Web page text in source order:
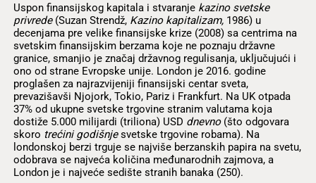
Uspon finansijskog kapitala i stvaranje kazino svetske
privrede (Suzan Strendž, Kazino kapitalizam, 1986) u
decenjama pre velike finansijske krize (2008) sa centrima na
svetskim finansijskim berzama koje ne poznaju državne
granice, smanjio je značaj državnog regulisanja, uključujući i
ono od strane Evropske unije. London je 2016. godine
proglašen za najrazvijeniji finansijski centar sveta,
prevazišavši Njojork, Tokio, Pariz i Frankfurt. Na UK otpada
37% od ukupne svetske trgovine stranim valutama koja
dostiže 5.000 milijardi (triliona) USD dnevno (što odgovara
skoro trećini godišnjesvetske trgovine robama). Na
londonskoj berzi trguje se najviše berzanskih papira na svetu,
odobrava se najveća količina međunarodnih zajmova, a
London je i najveće sedište stranih banaka (250).